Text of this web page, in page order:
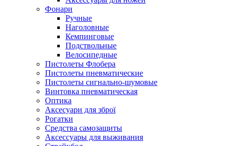
Фонари
Ручные
Наголовные
Кемпинговые
Подствольные
Велосипедные
Пистолеты Флобера
Пистолеты пневматические
Пистолеты сигнально-шумовые
Винтовка пневматическая
Оптика
Аксесуари для зброї
Рогатки
Средства самозащиты
Аксессуары для выживания